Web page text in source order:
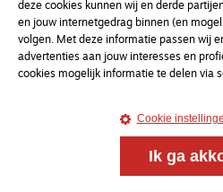
Onderweg is een platform
en gesprek voor christenen
voor de Nederlandse
Kvk-nummer 33277063
NL46 INGB 0117 5827 86
info@onderwegonline.nl
deze cookies kunnen wij en derde
en jouw internetgedrag binnen (en
volgen. Met deze informatie passen wij
advertenties aan jouw interesses en
cookies mogelijk informatie te delen via
Cookie
Ik ga